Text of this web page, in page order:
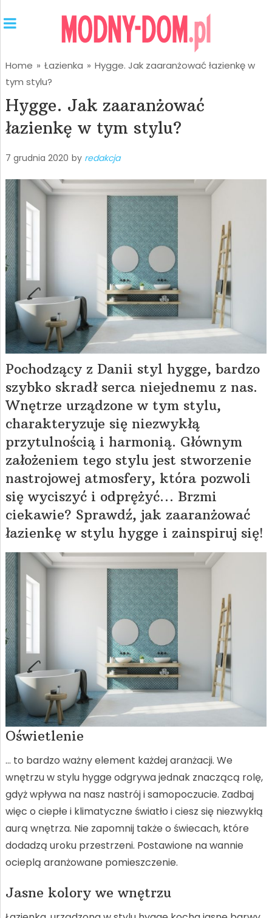
Home » Łazienka » Hygge. Jak zaaranżować łazienkę w
tym stylu?
Hygge. Jak zaaranżować
łazienkę w tym stylu?
7 grudnia 2020 by redakcja
Pochodzący z Danii styl hygge, bardzo
szybko skradł serca niejednemu z nas.
Wnętrze urządzone w tym stylu,
charakteryzuje się niezwykłą
przytulnością i harmonią. Głównym
założeniem tego stylu jest stworzenie
nastrojowej atmosfery, która pozwoli
się wyciszyć i odprężyć… Brzmi
ciekawie? Sprawdź, jak zaaranżować
łazienkę w stylu hygge i zainspiruj się!
Oświetlenie
… to bardzo ważny element każdej aranżacji. We
wnętrzu w stylu hygge odgrywa jednak znaczącą rolę,
gdyż wpływa na nasz nastrój i samopoczucie. Zadbaj
więc o ciepłe i klimatyczne światło i ciesz się niezwykłą
aurą wnętrza. Nie zapomnij także o świecach, które
dodadzą uroku przestrzeni. Postawione na wannie
ocieplą aranżowane pomieszczenie.
Jasne kolory we wnętrzu